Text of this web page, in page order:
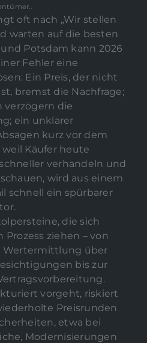
oft nach „Wir stellen
warten auf die besten
Potsdam kann 2026
Fehler eine
Ein Preis, der nicht
bremst die Nachfrage;
verzögern die
ein unklarer
kurz vor dem
Käufer heute
verhandeln und
wird aus einem
schnell ein spürbarer
die sich
ziehen – von
Wertermittlung über
bis zur
vorgeht, riskiert
Preisrunden
etwa bei
Modernisierungen